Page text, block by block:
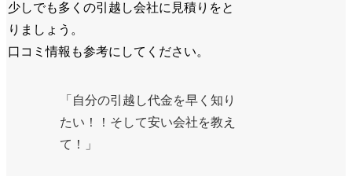
少しでも多くの引越し会社に見積りをと
りましょう。
口コミ情報も参考にしてください。
「自分の引越し代金を早く知り
たい！！そして安い会社を教え
て！」